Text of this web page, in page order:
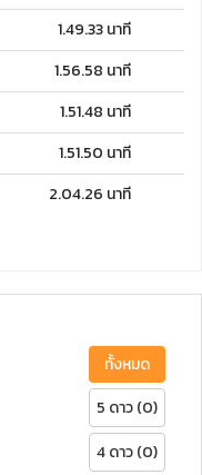
1.49.33 นาที
1.56.58 นาที
1.51.48 นาที
1.51.50 นาที
2.04.26 นาที
ทั้งหมด
5 ดาว (0)
4 ดาว (0)